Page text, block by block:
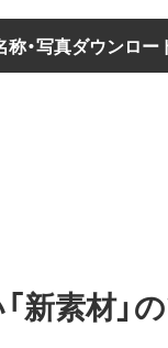
称・写真ダウンロー
素材」